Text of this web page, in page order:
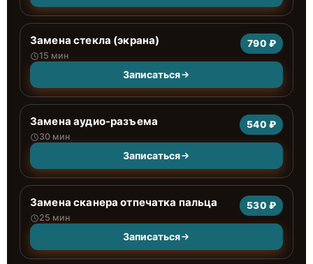
Замена стекла (экрана)
15 мин
790 ₽
Записаться
Замена аудио-разъема
30 мин
540 ₽
Записаться
Замена сканера отпечатка пальца
25 мин
530 ₽
Записаться